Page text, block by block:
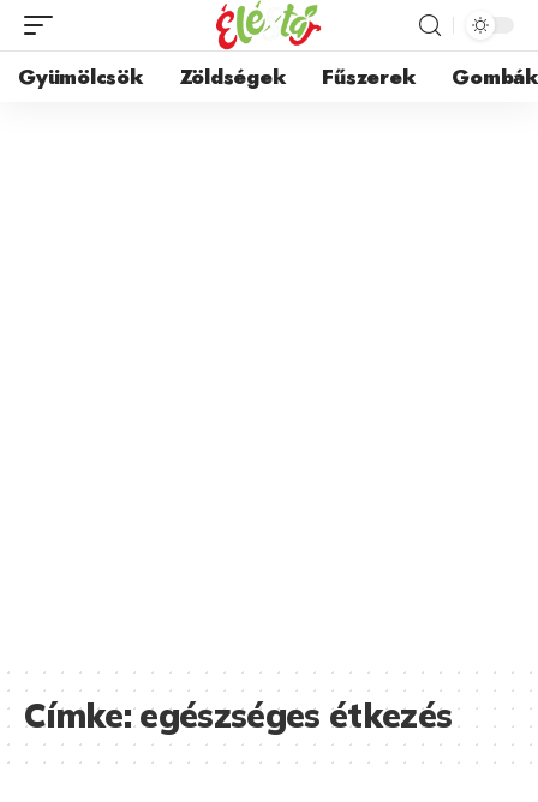
Gyümölcsök Zöldségek Fűszerek Gombák
Címke:egészséges étkezés